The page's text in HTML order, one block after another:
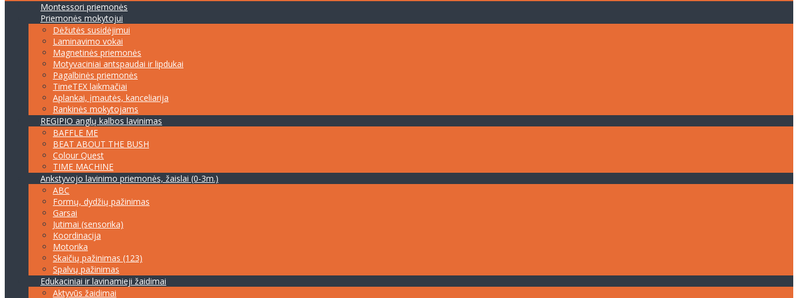
Montessori priemonės
Priemonės mokytojui
Dėžutės susidėjimui
Laminavimo vokai
Magnetinės priemonės
Motyvaciniai antspaudai ir lipdukai
Pagalbinės priemonės
TimeTEX laikmačiai
Aplankai, įmautės, kanceliarija
Rankinės mokytojams
REGIPIO anglų kalbos lavinimas
BAFFLE ME
BEAT ABOUT THE BUSH
Colour Quest
TIME MACHINE
Ankstyvojo lavinimo priemonės, žaislai (0-3m.)
ABC
Formų, dydžių pažinimas
Garsai
Jutimai (sensorika)
Koordinacija
Motorika
Skaičių pažinimas (123)
Spalvų pažinimas
Edukaciniai ir lavinamieji žaidimai
Aktyvūs žaidimai